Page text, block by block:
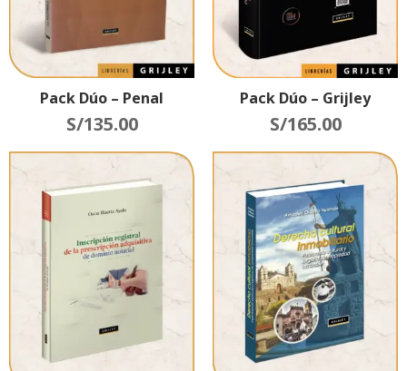
Pack Dúo – Penal
S/135.00
Pack Dúo – Grijley
S/165.00